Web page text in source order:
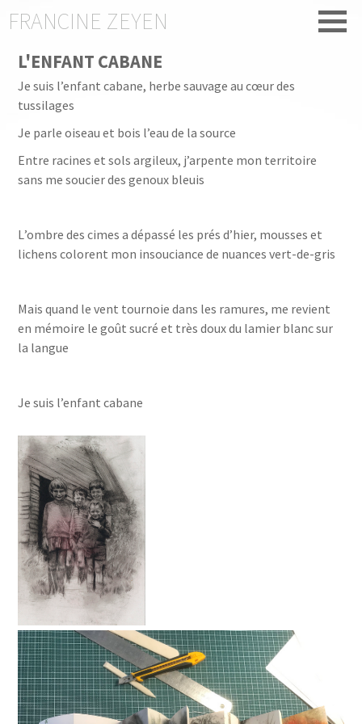
FRANCINE ZEYEN
L'ENFANT CABANE
Je suis l’enfant cabane, herbe sauvage au cœur des
tussilages
Je parle oiseau et bois l’eau de la source
Entre racines et sols argileux, j’arpente mon territoire
sans me soucier des genoux bleuis
L’ombre des cimes a dépassé les prés d’hier, mousses et
lichens colorent mon insouciancede nuances vert-de-gris
Mais quand le vent tournoie dans les ramures, me revient
en mémoire le goût sucré et très doux du lamier blanc sur
la langue
Je suis l’enfant cabane